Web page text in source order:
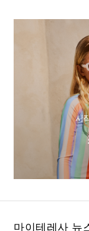
시
마이테레사 뉴